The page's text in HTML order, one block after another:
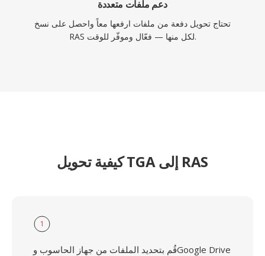
دعم ملفات متعددة
تحتاج تحويل دفعة من ملفات ارفعها معاً واحصل على نسخ
RAS لكل منها — فعّال وموفّر للوقت.
كيفية تحويل TGA إلى RAS
1
قُم بتحديد الملفات من جهاز الحاسوب وGoogle Drive